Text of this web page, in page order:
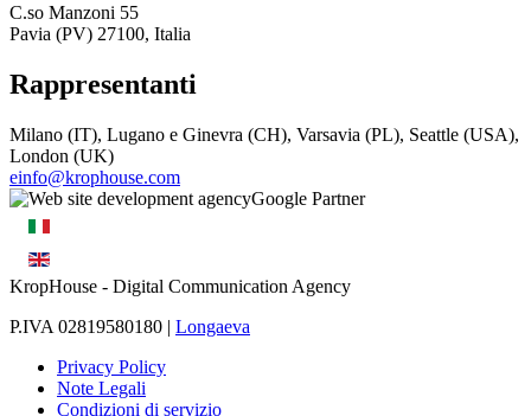
C.so Manzoni 55
Pavia (PV) 27100, Italia
Rappresentanti
Milano (IT), Lugano e Ginevra (CH), Varsavia (PL), Seattle (USA),
London (UK)
einfo@krophouse.com
KropHouse - Digital Communication Agency
P.IVA 02819580180 | Longaeva
Privacy Policy
Note Legali
Condizioni di servizio